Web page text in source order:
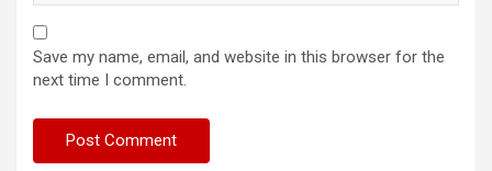
Save my name, email, and website in this browser for the
next time I comment.